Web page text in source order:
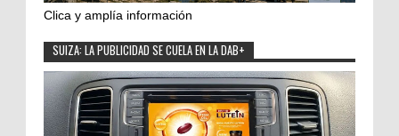
Clica y amplía información
SUIZA: LA PUBLICIDAD SE CUELA EN LA DAB+